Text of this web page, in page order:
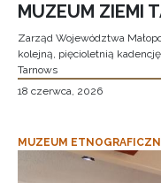
MUZEUM ZIEMI
Zarząd Województwa
kolejną, pięcioletnią
Tarnows
18 czerwca, 2026
MUZEUM